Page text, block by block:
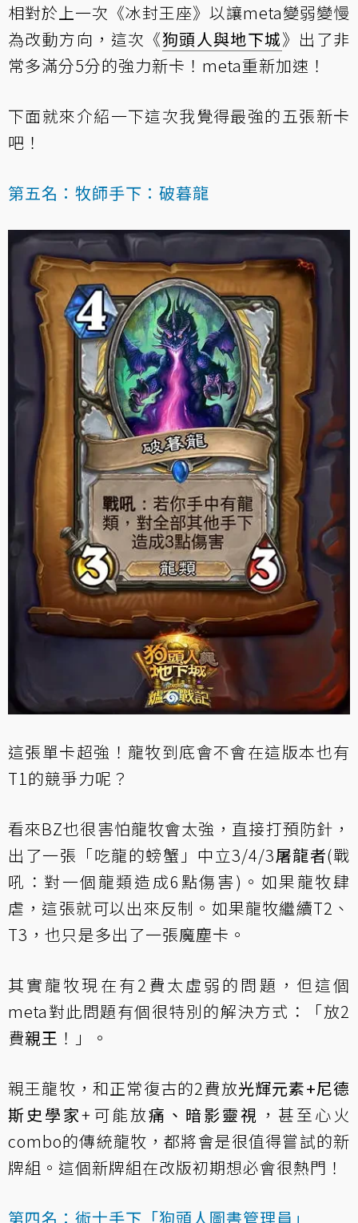
相對於上一次《冰封王座》以讓meta變弱變慢
為改動方向，這次《狗頭人與地下城》出了非
常多滿分5分的強力新卡！meta重新加速！
下面就來介紹一下這次我覺得最強的五張新卡
吧！
第五名：牧師手下：破暮龍
這張單卡超強！龍牧到底會不會在這版本也有
T1的競爭力呢？
看來BZ也很害怕龍牧會太強，直接打預防針，
出了一張「吃龍的螃蟹」中立3/4/3屠龍者(戰
吼：對一個龍類造成6點傷害)。如果龍牧肆
虐，這張就可以出來反制。如果龍牧繼續T2、
T3，也只是多出了一張魔塵卡。
其實龍牧現在有2費太虛弱的問題，但這個
meta對此問題有個很特別的解決方式：「放2
費親王 ！」。
親王龍牧，和正常復古的2費放光輝元素+尼德
斯史學家+可能放痛、暗影靈視 ，甚至心火
combo的傳統龍牧，都將會是很值得嘗試的新
牌組。這個新牌組在改版初期想必會很熱門！
第四名：術士手下「狗頭人圖書管理員」